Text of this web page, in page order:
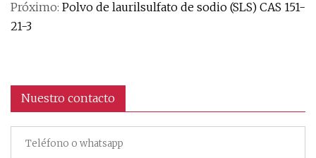
Próximo: Polvo de laurilsulfato de sodio (SLS) CAS 151-
21-3
Nuestro contacto